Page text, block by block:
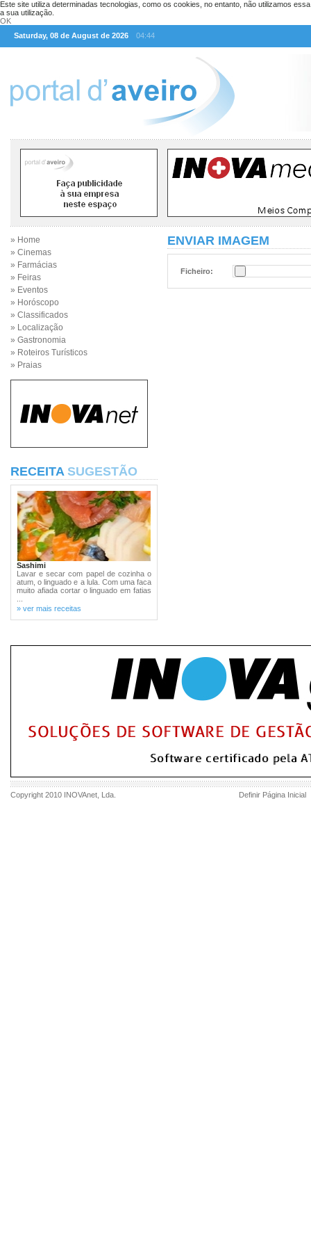
Este site utiliza determinadas tecnologias, como os cookies, no entanto, não utilizamos
a sua utilização.
OK
Saturday, 08 de August de 2026
04:44
» Home
» Cinemas
» Farmácias
» Feiras
» Eventos
» Horóscopo
» Classificados
» Localização
» Gastronomia
» Roteiros Turísticos
» Praias
RECEITA SUGESTÃO
Sashimi
Lavar e secar com papel de cozinha o
atum, o linguado e a lula. Com uma faca
muito afiada cortar o linguado em fatias
» ver mais receitas
ENVIAR IMAGEM
Ficheiro:
Copyright 2010 INOVAnet , Lda. Definir Página Inicial